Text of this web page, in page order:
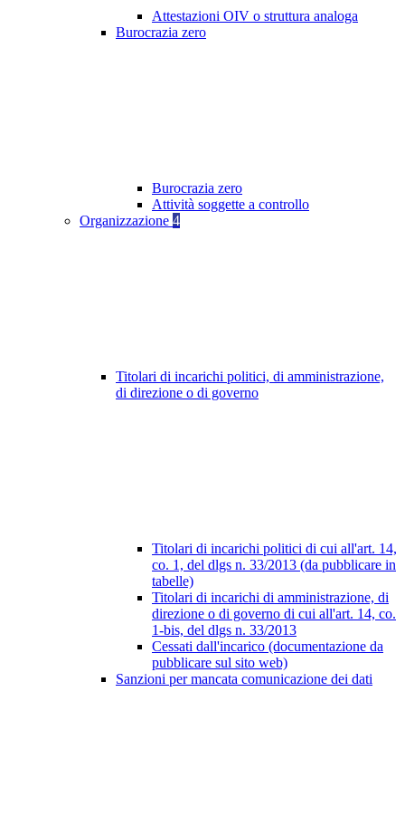
Attestazioni OIV o struttura analoga
Burocrazia zero
Burocrazia zero
Attività soggette a controllo
Organizzazione 4
Titolari di incarichi politici, di amministrazione,
di direzione o di governo
Titolari di incarichi politici di cui all'art. 14,
co. 1, del dlgs n. 33/2013 (da pubblicare in
tabelle)
Titolari di incarichi di amministrazione, di
direzione o di governo di cui all'art. 14, co.
1-bis, del dlgs n. 33/2013
Cessati dall'incarico (documentazione da
pubblicare sul sito web)
Sanzioni per mancata comunicazione dei dati